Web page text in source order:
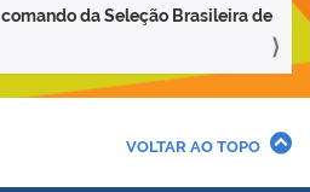
da Seleção Brasileira de
VOLTAR AO TOPO